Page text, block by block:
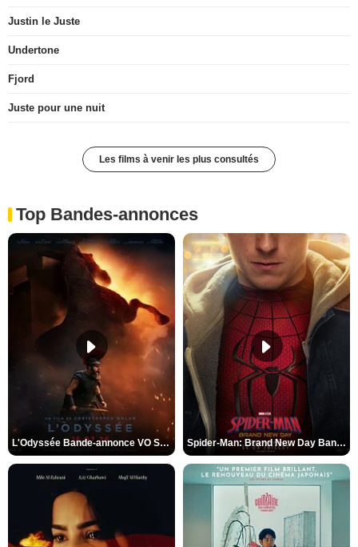
Justin le Juste
Undertone
Fjord
Juste pour une nuit
Les films à venir les plus consultés
Top Bandes-annonces
L'Odyssée Bande-annonce VO STFR Spider-Man: Brand New Day Bande-annonce VO STFR